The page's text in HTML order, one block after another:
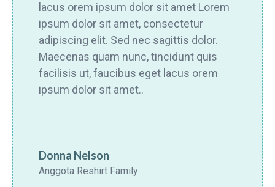
lacus orem ipsum dolor sit amet Lorem
ipsum dolor sit amet, consectetur
adipiscing elit. Sed nec sagittis dolor.
Maecenas quam nunc, tincidunt quis
facilisis ut, faucibus eget lacus orem
ipsum dolor sit amet..
Donna Nelson
Anggota Reshirt Family